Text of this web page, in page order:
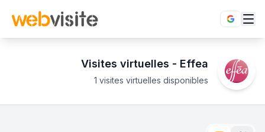
Visites virtuelles - Effea
1 visites virtuelles disponibles